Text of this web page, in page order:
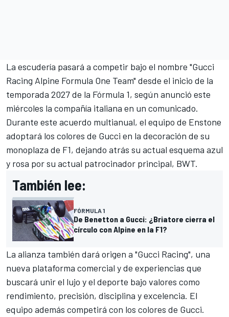
La escudería pasará a competir bajo el nombre "Gucci
Racing Alpine Formula One Team" desde el inicio de la
temporada 2027 de la Fórmula 1, según anunció este
miércoles la compañía italiana en un comunicado.
Durante este acuerdo multianual, el equipo de Enstone
adoptará los colores de Gucci en la decoración de su
monoplaza de F1, dejando atrás su actual esquema azul
y rosa por su actual patrocinador principal, BWT.
También lee:
FÓRMULA 1
De Benetton a Gucci: ¿Briatore cierra el
círculo con Alpine en la F1?
La alianza también dará origen a "Gucci Racing", una
nueva plataforma comercial y de experiencias que
buscará unir el lujo y el deporte bajo valores como
rendimiento, precisión, disciplina y excelencia. El
equipo además competirá con los colores de Gucci.